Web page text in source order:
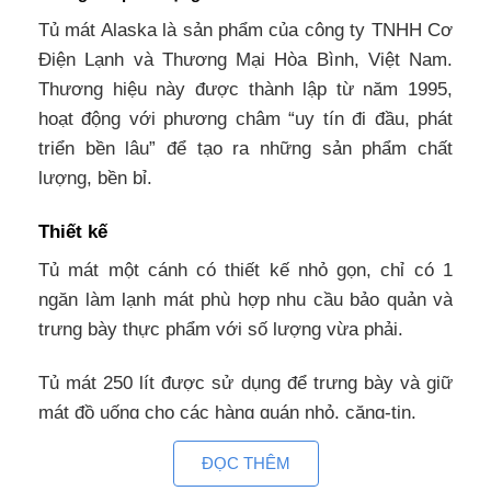
Tủ mát Alaska là sản phẩm của công ty TNHH Cơ
Điện Lạnh và Thương Mại Hòa Bình, Việt Nam.
Thương hiệu này được thành lập từ năm 1995,
hoạt động với phương châm “uy tín đi đầu, phát
triển bền lâu” để tạo ra những sản phẩm chất
lượng, bền bỉ.
Thiết kế
Tủ mát một cánh có thiết kế nhỏ gọn, chỉ có 1
ngăn làm lạnh mát phù hợp nhu cầu bảo quản và
trưng bày thực phẩm với số lượng vừa phải.
Tủ mát 250 lít được sử dụng để trưng bày và giữ
mát đồ uống cho các hàng quán nhỏ, căng-tin.
Tủ lạnh đứng mặt kính có cửa nằm phía trước,
ĐỌC THÊM